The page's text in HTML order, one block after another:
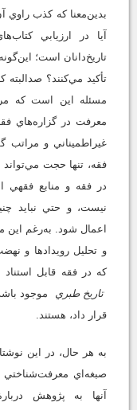
بدين‌معنا كه كذب راوي
آيا در ارزيابي
تاريخ‌دانان است؛
تأكيد مي‌كنند؟
مسئله اين است که
معرفت در گزاره‌هاي
غيراطميناني و مراتب
فقه، تنها حجت مي‌تواند
در فقه و منابع فقهي
نيست، و حتي نبايد
اعمال شود. به‌رغم اين
و تحليل رويدادها و
كه در فقه قابل
تاريخ طبري
موجود
قرار داد، هستند.
به هر حال، در اين
صبغه‌اي معرفت‌شناختي
آنها به پژوهش